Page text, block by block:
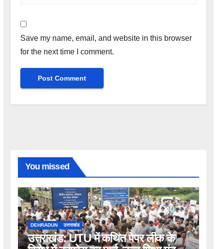
Save my name, email, and website in this browser
for the next time I comment.
You missed
DEHRADUN उत्तराखंड
उत्तराखंड: UTU में कथित पेपर लीक के